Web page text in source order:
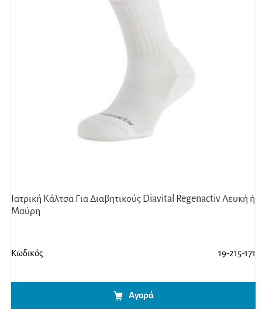
Ιατρική Κάλτσα Για Διαβητικούς Diavital Regenactiv Λευκή ή
Μαύρη
Κωδικός : 19-215-171
Αγορά